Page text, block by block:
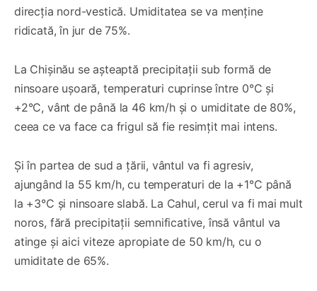
direcția nord-vestică. Umiditatea se va menține
ridicată, în jur de 75%.
La Chișinău se așteaptă precipitații sub formă de
ninsoare ușoară, temperaturi cuprinse între 0°C și
+2°C, vânt de până la 46 km/h și o umiditate de 80%,
ceea ce va face ca frigul să fie resimțit mai intens.
Și în partea de sud a țării, vântul va fi agresiv,
ajungând la 55 km/h, cu temperaturi de la +1°C până
la +3°C și ninsoare slabă. La Cahul, cerul va fi mai mult
noros, fără precipitații semnificative, însă vântul va
atinge și aici viteze apropiate de 50 km/h, cu o
umiditate de 65%.